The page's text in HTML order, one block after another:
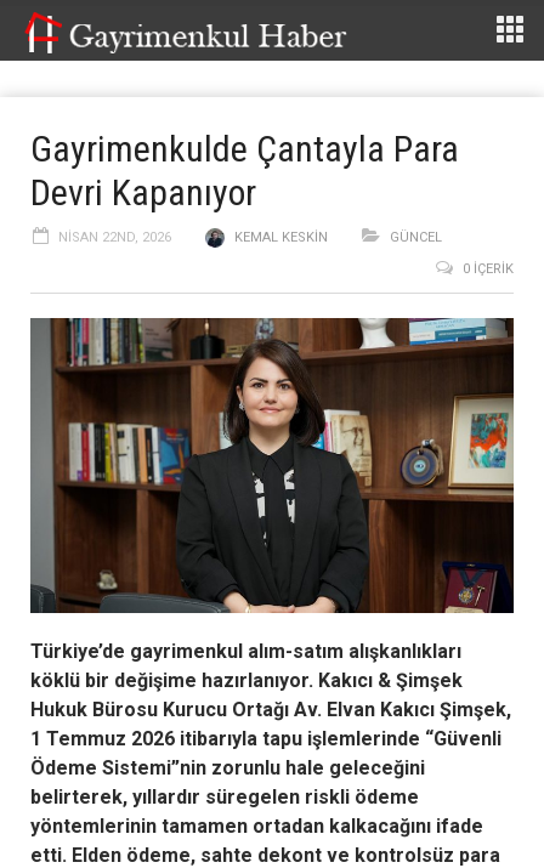
Gayrimenkulde Çantayla Para
Devri Kapanıyor
NISAN 22ND, 2026 KEMAL KESKIN
GÜNCEL
0 İÇERIK
Türkiye’de gayrimenkul alım-satım alışkanlıkları
köklü bir değişime hazırlanıyor. Kakıcı & Şimşek
Hukuk Bürosu Kurucu Ortağı Av. Elvan Kakıcı Şimşek,
1 Temmuz 2026 itibarıyla tapu işlemlerinde “Güvenli
Ödeme Sistemi”nin zorunlu hale geleceğini
belirterek, yıllardır süregelen riskli ödeme
yöntemlerinin tamamen ortadan kalkacağını ifade
etti. Elden ödeme, sahte dekont ve kontrolsüz para